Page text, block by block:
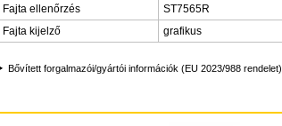
Fajta ellenőrzés
ST7565R
Fajta kijelző
grafikus
Bővített forgalmazói/gyártói információk (EU 2023/988 rendelet)